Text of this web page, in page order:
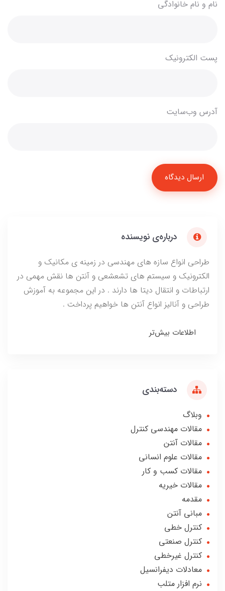
نام و نام خانوادگی
پست الکترونیک
آدرس وب‌سایت
ارسال دیدگاه
درباره‌ی نویسنده
طراحی انواع سازه های مهندسی در زمینه ی مکانیک و
الکترونیک و سیستم های تشعشعی و آنتن ها نقش مهمی در
ارتباطات و انتقال دیتا ها دارند . در این مجموعه به آموزش
طراحی و آنالیز انواع آنتن ها خواهیم پرداخت .
اطلاعات بیش‌تر
دسته‌بندی
وبلاگ
مقالات مهندسی کنترل
مقالات آنتن
مقالات علوم انسانی
مقالات کسب و کار
مقالات خیریه
مقدمه
مبانی آنتن
کنترل خطی
کنترل صنعتی
کنترل غیرخطی
معادلات دیفرانسیل
نرم افزار متلب